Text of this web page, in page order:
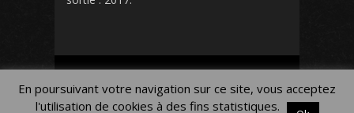
Mentions légales
En poursuivant votre navigation sur ce site, vous acceptez
l'utilisation de cookies à des fins statistiques.